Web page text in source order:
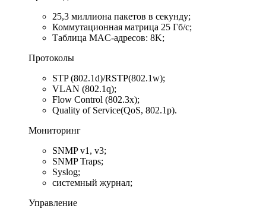
25,3 миллиона пакетов в секунду;
Коммутационная матрица 25 Гб/с;
Таблица MAC-адресов: 8K;
Протоколы
STP (802.1d)/RSTP(802.1w);
VLAN (802.1q);
Flow Control (802.3x);
Quality of Service(QoS, 802.1p).
Мониторинг
SNMP v1, v3;
SNMP Traps;
Syslog;
системный журнал;
Управление